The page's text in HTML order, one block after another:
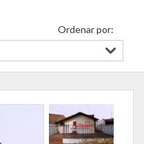
Ordenar por: